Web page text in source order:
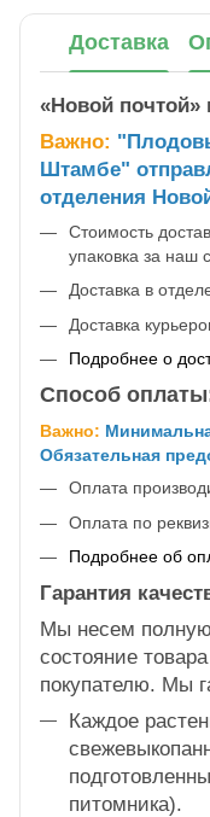
Доставка
«Новой почтой»
Важно:
Штамбе"
отделения
Стоимость
упаковка за наш
Доставка в
Доставка
Подробнее о
Способ
Важно:
Обязательная
Оплата
Оплата по
Подробнее об
Гарантия
Мы несем полную
состояние
покупателю. Мы
Каждое
питомника).